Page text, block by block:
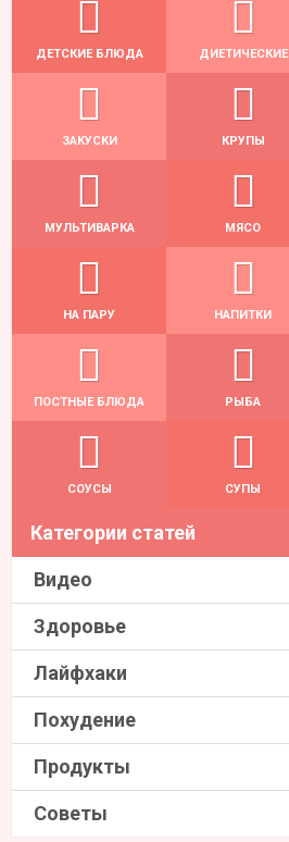
ДЕТСКИЕ БЛЮДА ДИЕТИЧЕСКИЕ
ЗАКУСКИ КРУПЫ
МУЛЬТИВАРКА МЯСО
НА ПАРУ НАПИТКИ
ПОСТНЫЕ БЛЮДА РЫБА
СОУСЫ СУПЫ
Категории статей
Видео
Здоровье
Лайфхаки
Похудение
Продукты
Советы